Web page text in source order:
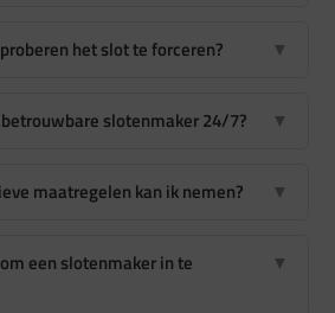
het slot te forceren? ▼
slotenmaker 24/7? ▼
maatregelen kan ik nemen? ▼
een slotenmaker in te
▼